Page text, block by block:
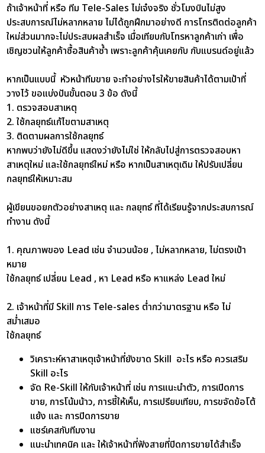
ถ้าเจ้าหน้าที่ หรือ ทีม Tele-Sales ไม่เจ๋งจริง ชั่วโมงบินไม่สูง
ประสบการณ์ไม่หลากหลาย ไม่ได้ถูกฝึกมาอย่างดี การโทรติดต่อลูกค้า
ใหม่ส่วนมากจะไม่ประสบผลสำเร็จ เมื่อเทียบกับโทรหาลูกค้าเก่า เพื่อ
เชิญชวนให้ลูกค้าซื้อสินค้าซ้ำ เพราะลูกค้าคุ้นเคยกับ กับแบรนด์อยู่แล้ว
หากเป็นแบบนี้ หัวหน้าทีมขาย จะทำอย่างไรให้ขายสินค้าได้ตามเป้าที่
วางไว้ขอแบ่งปันขั้นตอน 3 ข้อ ดังนี้
1. ตรวจสอบสาเหตุ
2. ใช้กลยุทธ์แก้ไขตามสาเหตุ
3. ติดตามผลการใช้กลยุทธ์
หากพบว่ายังไม่ดีขึ้น แสดงว่ายังไม่ใช่ ให้กลับไปสู่การตรวจสอบหา
สาเหตุใหม่ และใช้กลยุทธ์ใหม่ หรือ หากเป็นสาเหตุเดิม ให้ปรับเปลี่ยน
กลยุทธ์ให้เหมาะสม
ผู้เขียนขอยกตัวอย่างสาเหตุ และ กลยุทธ์ ที่ได้เรียนรู้จากประสบการณ์
ทำงาน ดังนี้
1. คุณภาพของ Lead เช่น จำนวนน้อย , ไม่หลากหลาย, ไม่ตรงเป้า
หมาย
ใช้กลยุทธ์ เปลี่ยน Lead , หา Lead หรือ หาแหล่ง Lead ใหม่
2. เจ้าหน้าที่มี Skill การ Tele-sales ต่ำกว่ามาตรฐาน หรือ ไม่
สม่ำเสมอ
ใช้กลยุทธ์
วิเคราะห์หาสาเหตุเจ้าหน้าที่ยังขาด Skill อะไร หรือ ควรเสริม
Skill อะไร
จัด Re-Skill ให้กับเจ้าหน้าที่ เช่น การแนะนำตัว, การเปิดการ
ขาย, การโน้มน้าว, การชี้ให้เห็น, การเปรียบเทียบ, การขจัดข้อโต้
แย้ง และ การปิดการขาย
แชร์เคสกับทีมงาน
แนะนำเทคนิค และ ให้เจ้าหน้าที่ฟังสายที่ปิดการขายได้สำเร็จ